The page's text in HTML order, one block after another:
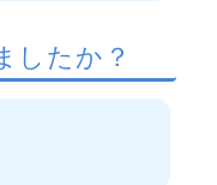
したか？